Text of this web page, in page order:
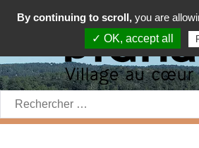
Rechercher:
By continuing to scroll, you are
✓ OK, accept all